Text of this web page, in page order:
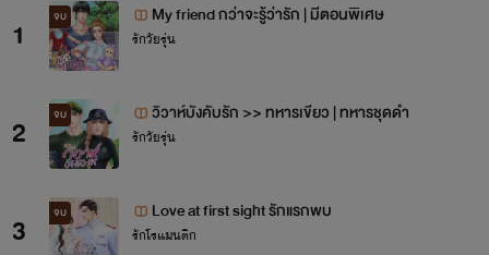
1 จบ My friend กว่าจะรู้ว่ารัก | มีตอนพิเศษ
รักวัยรุ่น
2 จบ วิวาห์บังคับรัก >> ทหารเขียว | ทหารชุดดำ
รักวัยรุ่น
3 จบ Love​ at first sight รักแรกพบ
รักโรแมนติก